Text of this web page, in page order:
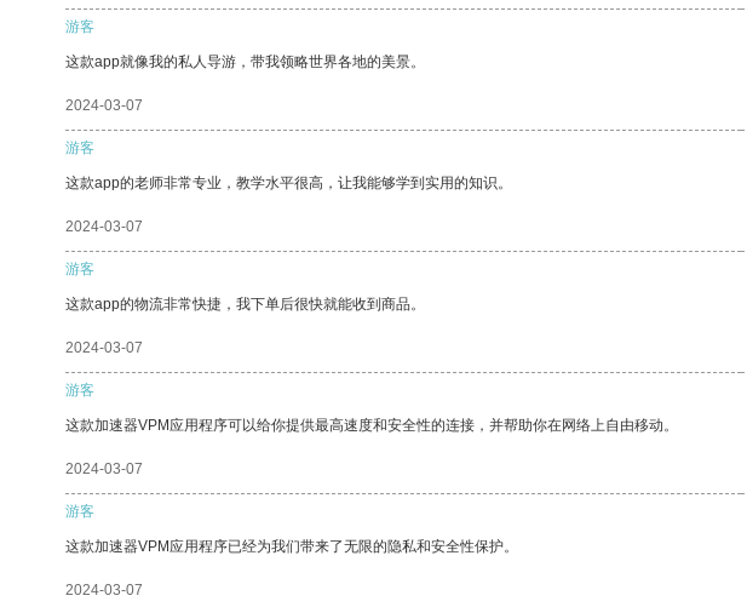
游客
这款app就像我的私人导游，带我领略世界各地的美景。
2024-03-07
游客
这款app的老师非常专业，教学水平很高，让我能够学到实用的知识。
2024-03-07
游客
这款app的物流非常快捷，我下单后很快就能收到商品。
2024-03-07
游客
这款加速器VPM应用程序可以给你提供最高速度和安全性的连接，并帮助你在网络上自由移动。
2024-03-07
游客
这款加速器VPM应用程序已经为我们带来了无限的隐私和安全性保护。
2024-03-07